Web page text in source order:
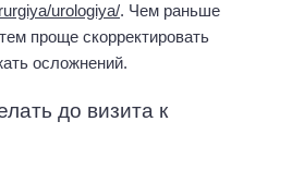
urologiya/. Чем раньше
проще скорректировать
осложнений.
до визита к